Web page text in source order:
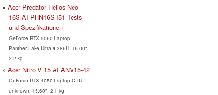
Acer Predator Helios Neo
16S AI PHN16S-I51 Tests
und Spezifikationen
GeForce RTX 5060 Laptop,
Panther Lake Ultra 9 386H, 16.00",
2.2 kg
Acer Nitro V 15 AI ANV15-42
GeForce RTX 4050 Laptop GPU,
unknown, 15.60", 2.1 kg